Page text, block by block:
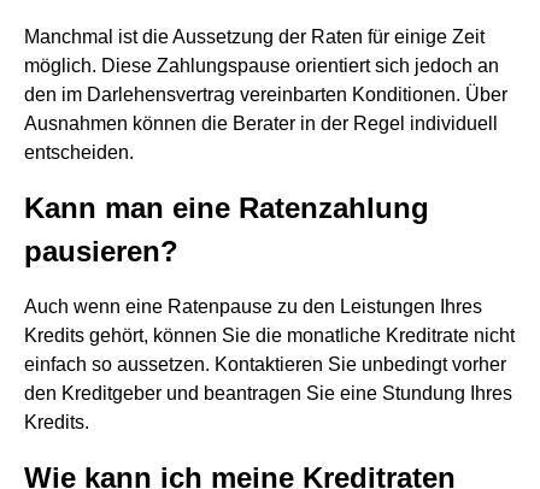
Manchmal ist die Aussetzung der Raten für einige Zeit
möglich. Diese Zahlungspause orientiert sich jedoch an
den im Darlehensvertrag vereinbarten Konditionen. Über
Ausnahmen können die Berater in der Regel individuell
entscheiden.
Kann man eine Ratenzahlung
pausieren?
Auch wenn eine Ratenpause zu den Leistungen Ihres
Kredits gehört, können Sie die monatliche Kreditrate nicht
einfach so aussetzen. Kontaktieren Sie unbedingt vorher
den Kreditgeber und beantragen Sie eine Stundung Ihres
Kredits.
Wie kann ich meine Kreditraten